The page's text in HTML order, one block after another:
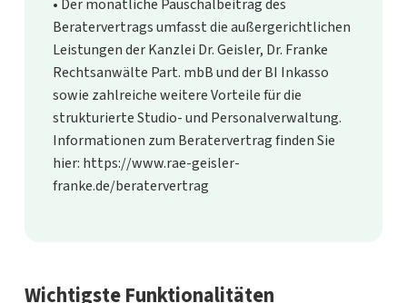
• Der monatliche Pauschalbeitrag des
Beratervertrags umfasst die außergerichtlichen
Leistungen der Kanzlei Dr. Geisler, Dr. Franke
Rechtsanwälte Part. mbB und der BI Inkasso
sowie zahlreiche weitere Vorteile für die
strukturierte Studio- und Personalverwaltung.
Informationen zum Beratervertrag finden Sie
hier: https://www.rae-geisler-
franke.de/beratervertrag
Wichtigste Funktionalitäten